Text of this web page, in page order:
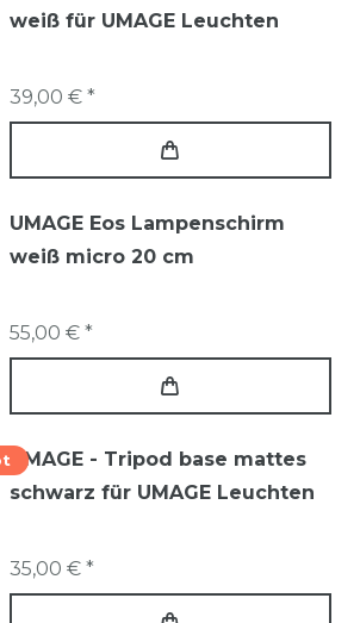
weiß für UMAGE Leuchten
39,00 € *
UMAGE Eos Lampenschirm
weiß micro 20 cm
55,00 € *
UMAGE - Tripod base mattes
schwarz für UMAGE Leuchten
35,00 € *